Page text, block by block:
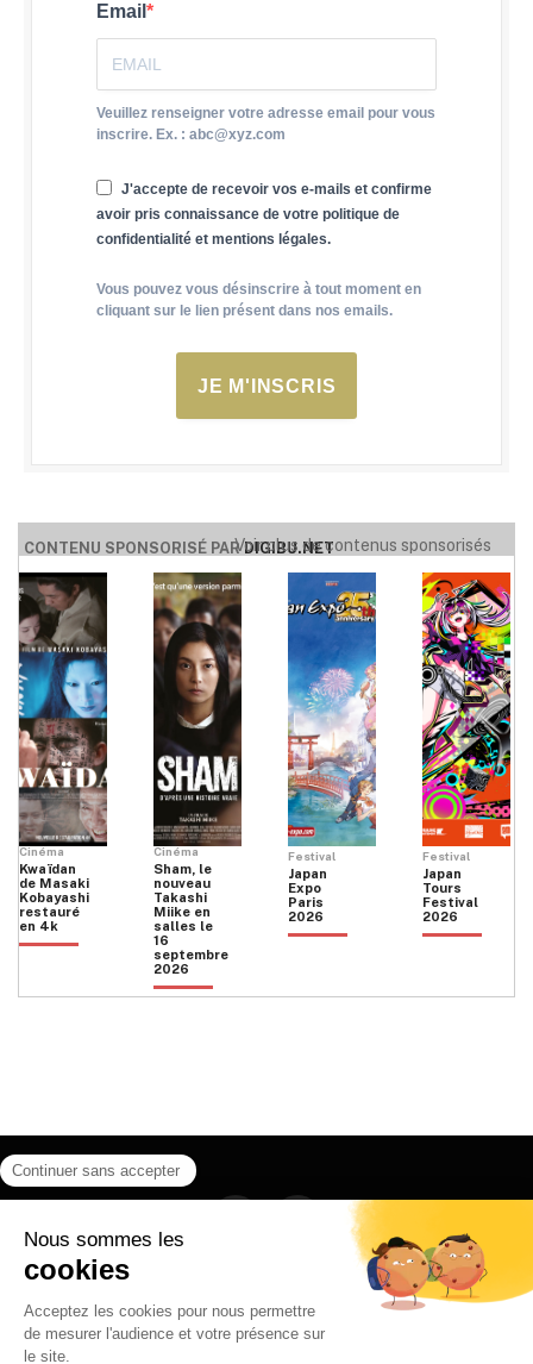
Email
Veuillez renseigner votre adresse email pour vous
inscrire. Ex. : abc@xyz.com
J'accepte de recevoir vos e-mails et confirme
avoir pris connaissance de votre politique de
confidentialité et mentions légales.
Vous pouvez vous désinscrire à tout moment en
cliquant sur le lien présent dans nos emails.
JE M'INSCRIS
CONTENU SPONSORISÉ PARDIGIBU.NET
Voir plus de contenus sponsorisés
Cinéma
Kwaïdan
de Masaki
Kobayashi
restauré
en 4k
Cinéma
Sham, le
nouveau
Takashi
Miike en
salles le
16
septembre
2026
Festival
Japan
Expo
Paris
2026
Festival
Japan
Tours
Festival
2026
Instagram
CONTACT
POLITIQUE DE CONFIDENTIALITÉ